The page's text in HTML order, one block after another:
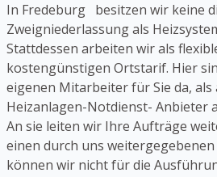
In Fredeburg besitzen wir keine
Zweigniederlassung als
Stattdessen arbeiten wir als
kostengünstigen Ortstarif. Hier
eigenen Mitarbeiter für Sie da, als
Heizanlagen-Notdienst- Anbieter
An sie leiten wir Ihre Aufträge
einen durch uns
können wir nicht für die